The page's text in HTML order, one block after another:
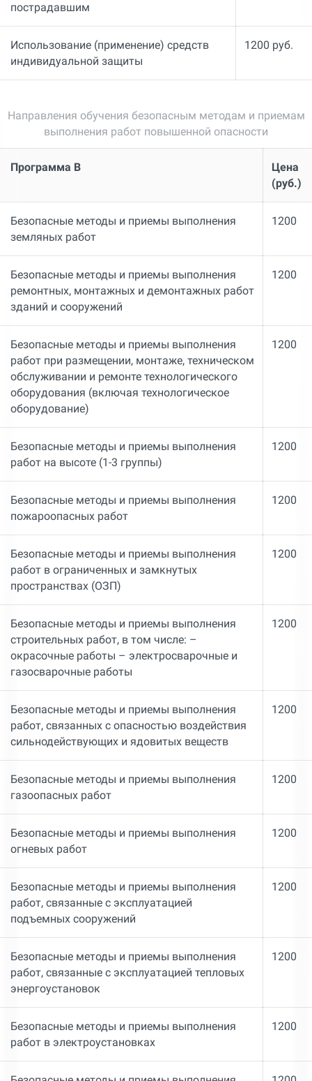
пострадавшим
Использование (применение) средств
индивидуальной защиты
1200 руб.
Направления обучения безопасным методам и приемам
выполнения работ повышенной опасности
Программа В
Цена
(руб.)
Безопасные методы и приемы выполнения
земляных работ
1200
Безопасные методы и приемы выполнения
ремонтных, монтажных и демонтажных работ
зданий и сооружений
1200
Безопасные методы и приемы выполнения
работ при размещении, монтаже, техническом
обслуживании и ремонте технологического
оборудования (включая технологическое
оборудование)
1200
Безопасные методы и приемы выполнения
работ на высоте (1-3 группы)
1200
Безопасные методы и приемы выполнения
пожароопасных работ
1200
Безопасные методы и приемы выполнения
работ в ограниченных и замкнутых
пространствах (ОЗП)
1200
Безопасные методы и приемы выполнения
строительных работ, в том числе: –
окрасочные работы – электросварочные и
газосварочные работы
1200
Безопасные методы и приемы выполнения
работ, связанных с опасностью воздействия
сильнодействующих и ядовитых веществ
1200
Безопасные методы и приемы выполнения
газоопасных работ
1200
Безопасные методы и приемы выполнения
огневых работ
1200
Безопасные методы и приемы выполнения
работ, связанные с эксплуатацией
подъемных сооружений
1200
Безопасные методы и приемы выполнения
работ, связанные с эксплуатацией тепловых
энергоустановок
1200
Безопасные методы и приемы выполнения
работ в электроустановках
1200